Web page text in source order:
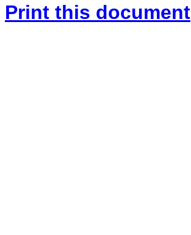
Print this document